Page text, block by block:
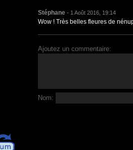
Stéphane - 1 Août 2016, 19:14
Wow ! Très belles fleures de
Ajoutez un commentaire:
Nom: